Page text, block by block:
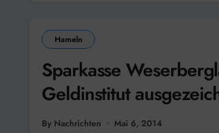
Hameln
Sparkasse
Geldinstitut
By Nachrichten Mai 6, 2014